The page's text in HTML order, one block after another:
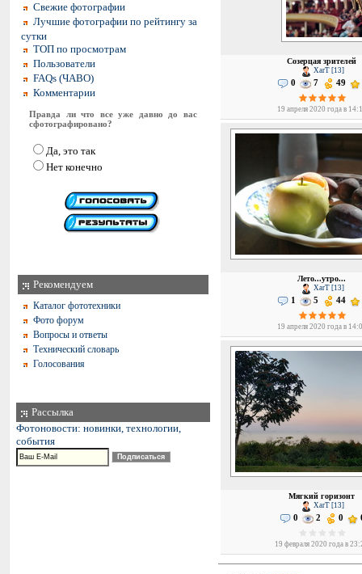
Свежие фотографии
Лучшие фотографии по рейтингу за
сутки
ТОП по просмотрам
Пользователи
FAQs (ЧАВО)
Комментарии
Правда ли что все уже давно до вас
сфотографировано?
Да, это так
Нет конечно
Рекомендуем
Каталог фототехники
Фото форум
Вопросы и ответы
Технический словарь
Голосования
Рассылка
Фотоновости: новинки, технологии,
события
Созерцая зрителей
XarT [13]
0 7 49
19 апреля 2020 года в
Лето...утро...
XarT [13]
1 5 44
19 апреля 2020 года в
Мягкий горизонт
XarT [13]
0 2 0
19 февраля 2020 года в